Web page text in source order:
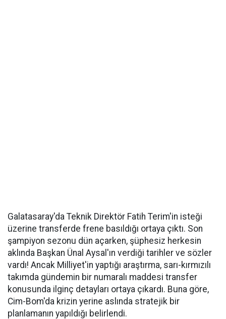
Galatasaray'da Teknik Direktör Fatih Terim'in isteği
üzerine transferde frene basıldığı ortaya çıktı. Son
şampiyon sezonu dün açarken, şüphesiz herkesin
aklında Başkan Ünal Aysal'ın verdiği tarihler ve sözler
vardı! Ancak Milliyet'in yaptığı araştırma, sarı-kırmızılı
takımda gündemin bir numaralı maddesi transfer
konusunda ilginç detayları ortaya çıkardı. Buna göre,
Cim-Bom'da krizin yerine aslında stratejik bir
planlamanın yapıldığı belirlendi.